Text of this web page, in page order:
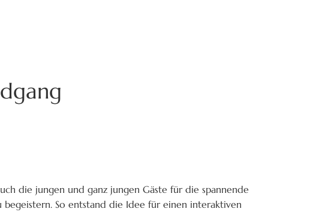
die jungen und ganz jungen Gäste für die spannende
So entstand die Idee für einen interaktiven